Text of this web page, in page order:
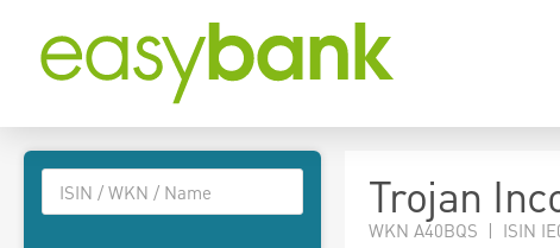
Trojan
WKN A40BQS | ISIN